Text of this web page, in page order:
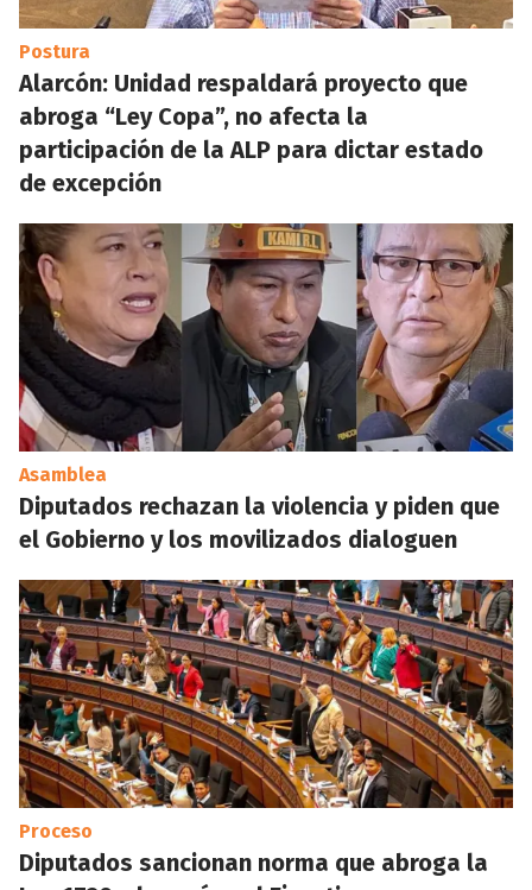
Postura
Alarcón: Unidad respaldará proyecto que
abroga “Ley Copa”, no afecta la
participación de la ALP para dictar estado
de excepción
Asamblea
Diputados rechazan la violencia y piden que
el Gobierno y los movilizados dialoguen
Proceso
Diputados sancionan norma que abroga la